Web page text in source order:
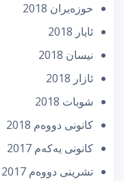
حوزه‌یران 2018
ئایار 2018
نیسان 2018
ئازار 2018
شوبات 2018
كانونی دووه‌م 2018
كانونی یه‌كه‌م 2017
تشرینی دووه‌م 2017